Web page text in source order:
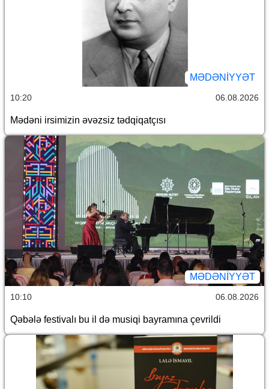
MƏDƏNIYYƏT
10:20 06.08.2026
Mədəni irsimizin əvəzsiz tədqiqatçısı
MƏDƏNIYYƏT
10:10 06.08.2026
Qəbələ festivalı bu il də musiqi bayramına çevrildi